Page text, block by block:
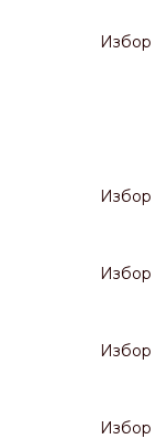
Избор
Избор
Избор
Избор
Избор